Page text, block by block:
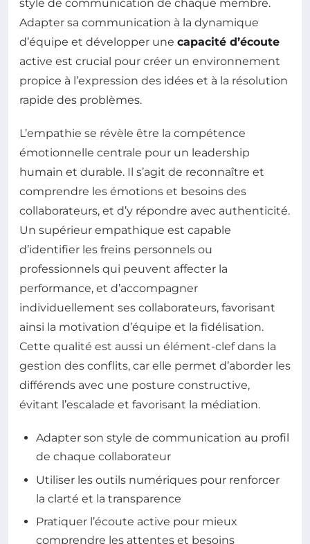
style de communication de chaque membre.
Adapter sa communication à la dynamique
d’équipe et développer une capacité d’écoute
active est crucial pour créer un environnement
propice à l’expression des idées et à la résolution
rapide des problèmes.
L’empathie se révèle être la compétence
émotionnelle centrale pour un leadership
humain et durable. Il s’agit de reconnaître et
comprendre les émotions et besoins des
collaborateurs, et d’y répondre avec authenticité.
Un supérieur empathique est capable
d’identifier les freins personnels ou
professionnels qui peuvent affecter la
performance, et d’accompagner
individuellement ses collaborateurs, favorisant
ainsi la motivation d’équipe et la fidélisation.
Cette qualité est aussi un élément-clef dans la
gestion des conflits, car elle permet d’aborder les
différends avec une posture constructive,
évitant l’escalade et favorisant la médiation.
Adapter son style de communication au profil
de chaque collaborateur
Utiliser les outils numériques pour renforcer
la clarté et la transparence
Pratiquer l’écoute active pour mieux
comprendre les attentes et besoins